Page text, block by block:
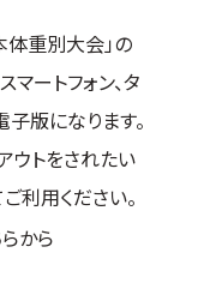
盟について
らせ
らせ
体重別大会」の
マートフォン、タ
子版になります。
ウトをされたい
利用ください。
から